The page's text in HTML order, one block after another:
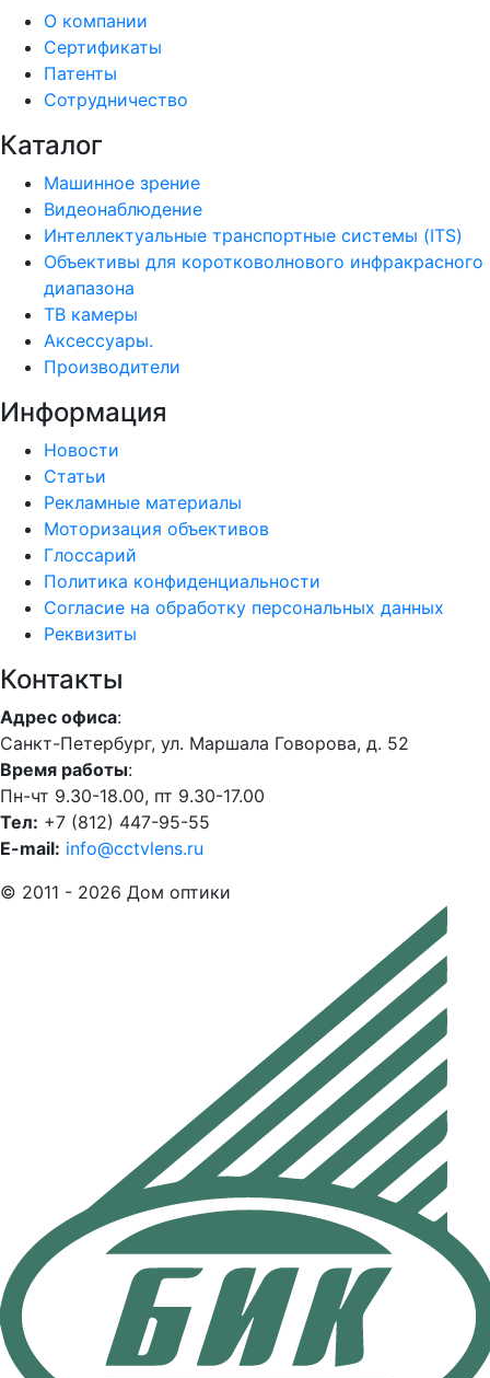
О компании
Сертификаты
Патенты
Сотрудничество
Каталог
Машинное зрение
Видеонаблюдение
Интеллектуальные транспортные системы (ITS)
Объективы для коротковолнового инфракрасного
диапазона
ТВ камеры
Аксессуары.
Производители
Информация
Новости
Статьи
Рекламные материалы
Моторизация объективов
Глоссарий
Политика конфиденциальности
Согласие на обработку персональных данных
Реквизиты
Контакты
Адрес офиса:
Санкт-Петербург, ул. Маршала Говорова, д. 52
Время работы:
Пн-чт 9.30-18.00, пт 9.30-17.00
Тел: +7 (812) 447-95-55
E-mail: info@cctvlens.ru
© 2011 - 2026 Дом оптики